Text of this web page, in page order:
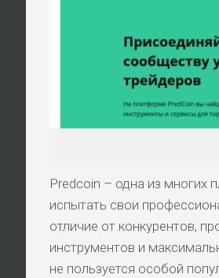
Predcoin – одна из многих
испытать свои
отличие от конкурентов,
инструментов и
не пользуется особой